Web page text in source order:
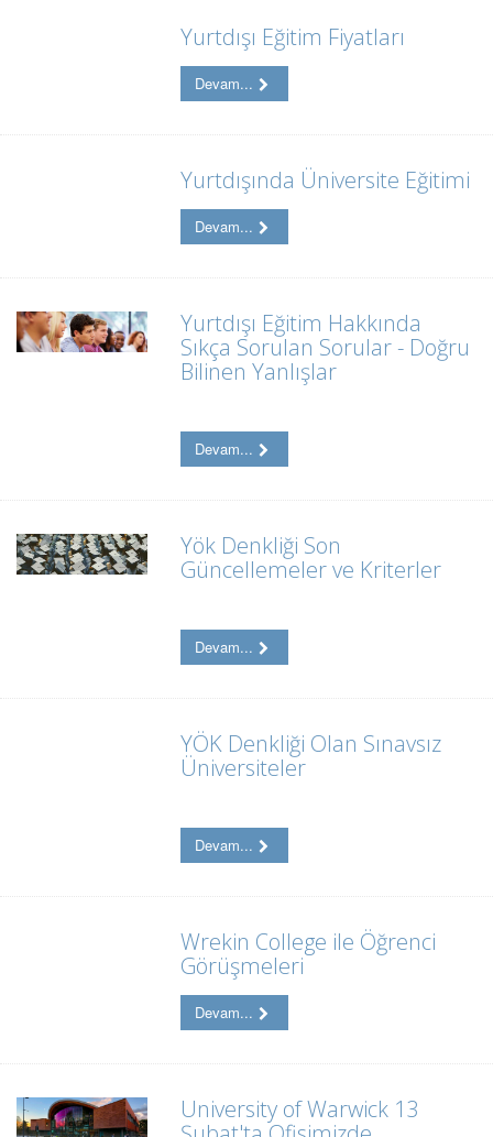
Yurtdışı Eğitim Fiyatları
Devam...
Yurtdışında Üniversite Eğitimi
Devam...
Yurtdışı Eğitim Hakkında
Sıkça Sorulan Sorular - Doğru
Bilinen Yanlışlar
Devam...
Yök Denkliği Son
Güncellemeler ve Kriterler
Devam...
YÖK Denkliği Olan Sınavsız
Üniversiteler
Devam...
Wrekin College ile Öğrenci
Görüşmeleri
Devam...
University of Warwick 13